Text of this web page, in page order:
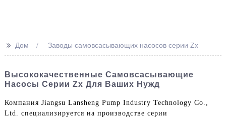
>> Дом Заводы самовсасывающих насосов серии Zx
Высококачественные Самовсасывающие
Насосы Серии Zx Для Ваших Нужд
Компания Jiangsu Lansheng Pump Industry Technology Co.,
Ltd. специализируется на производстве серии